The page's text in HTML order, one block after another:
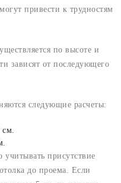
привести к трудностям
по высоте и
зависят от последующего
следующие расчеты:
присутствие
до проема. Если